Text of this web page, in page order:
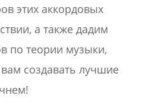
этих аккордовых
а также дадим
по теории музыки,
создавать лучшие